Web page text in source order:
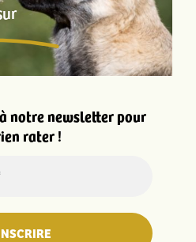
notre newsletter pour
rater !